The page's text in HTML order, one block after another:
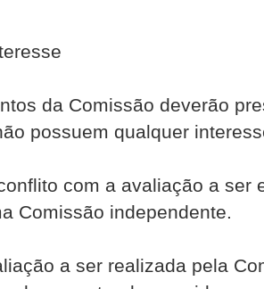
da Comissão deverão
possuem qualquer
com a avaliação a ser
Comissão independente.
a ser realizada pela